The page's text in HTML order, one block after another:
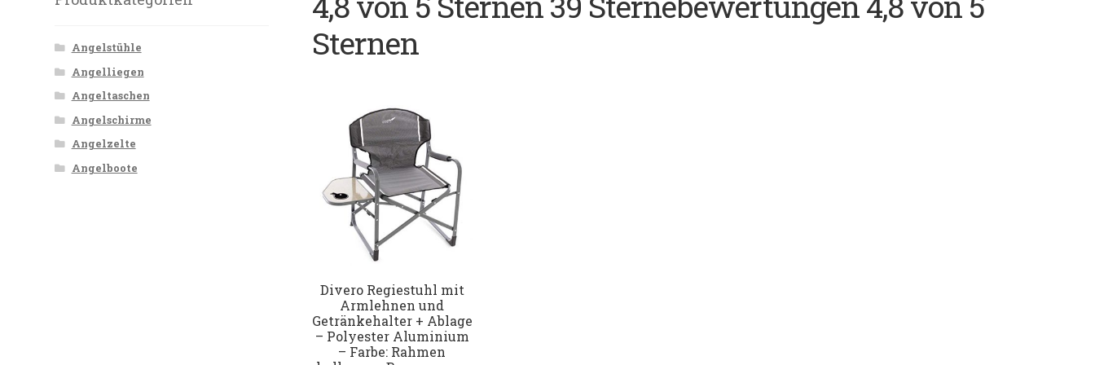
Sternen
Divero Regiestuhl mit
Armlehnen und
Getränkehalter + Ablage
– Polyester Aluminium
– Farbe: Rahmen
Angelstühle
Angelliegen
Angeltaschen
Angelschirme
Angelzelte
Angelboote